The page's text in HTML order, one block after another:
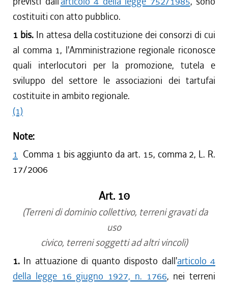
costituiti con atto pubblico.
1 bis. In attesa della costituzione dei consorzi di cui
al comma 1, l'Amministrazione regionale riconosce
quali interlocutori per la promozione, tutela e
sviluppo del settore le associazioni dei tartufai
costituite in ambito regionale.
(1)
Note:
1 Comma 1 bis aggiunto da art. 15, comma 2, L. R.
17/2006
Art. 10
(Terreni di dominio collettivo, terreni gravati da
uso
civico, terreni soggetti ad altri vincoli)
1. In attuazione di quanto disposto dall'articolo 4
della legge 16 giugno 1927, n. 1766, nei terreni